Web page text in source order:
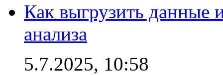
Как выгрузить данные
анализа
5.7.2025, 10:58